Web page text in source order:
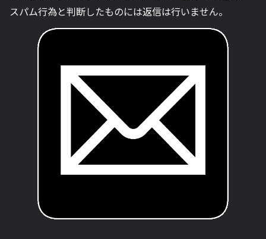
スパム行為と判断したものには返信は行いません。